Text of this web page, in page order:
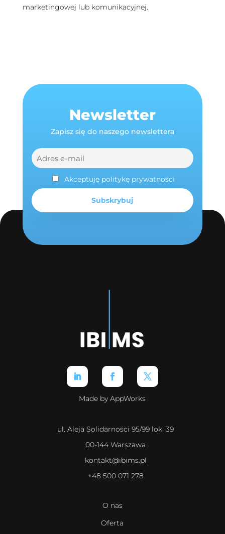
marketingowej lub komunikacyjnej.
Newsletter
Zapisz się do naszego newslettera
Akceptuję politykę prywatności
Made by AppWorks
ul. Aleja Solidarności 95/99 lok. 39
00-144 Warszawa
kontakt@ibims.pl
+48 500 071 278
O nas
Oferta